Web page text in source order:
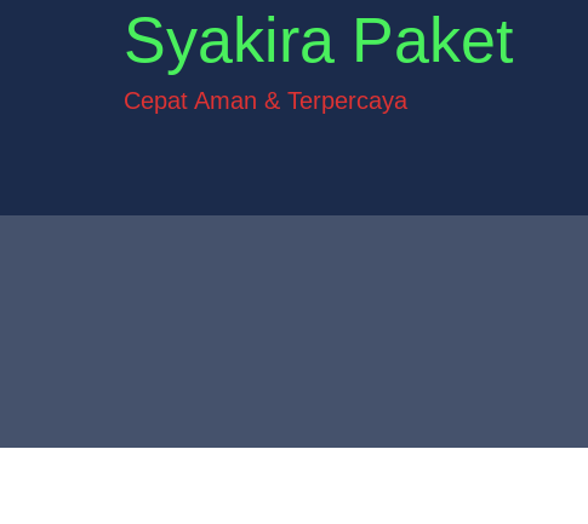
Syakira Paket
Cepat Aman & Terpercaya